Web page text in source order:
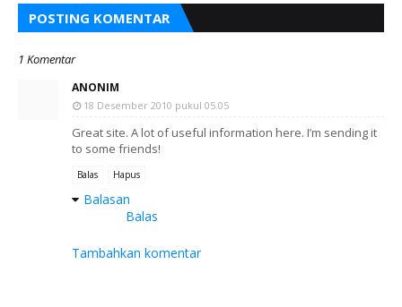
POSTING KOMENTAR
1 Komentar
ANONIM
18 Desember 2010 pukul 05.05
Great site. A lot of useful information here. I’m sending it
to some friends!
Balas Hapus
Balasan
Balas
Tambahkan komentar